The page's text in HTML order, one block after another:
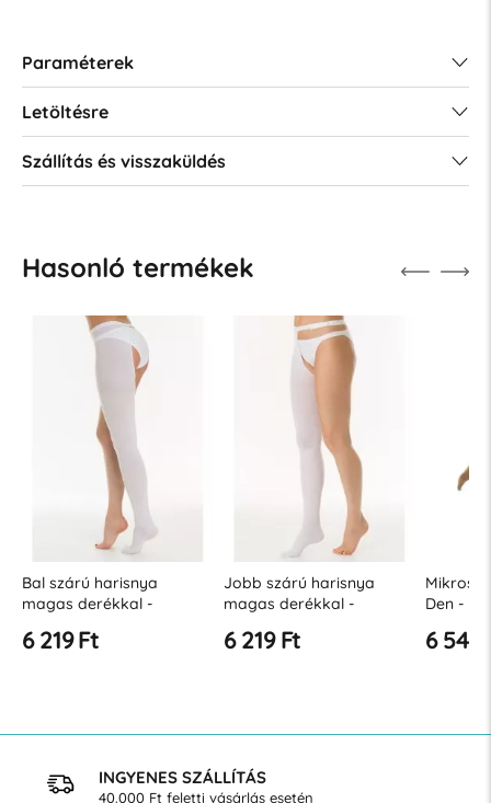
Paraméterek
Letöltésre
Szállítás és visszaküldés
Hasonló termékek
Bal szárú harisnya
magas derékkal -
Hgmm)
6 219 Ft
Jobb szárú harisnya
magas derékkal -
Hgmm)
6 219 Ft
Den -
Hgmm
6 546
INGYENES SZÁLLÍTÁS
40.000 Ft feletti vásárlás esetén